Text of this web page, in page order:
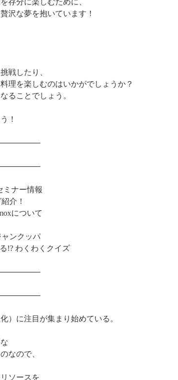
存分に楽しむために、
沢な夢を抱いています！
戦したり、
理を楽しむのはいかがでしょうか？
ることでしょう。
！
ミナー情報
介！
について
ンクッパ
!? わくわくクイズ
）に注目が集まり始めている。
なので、
ソースを